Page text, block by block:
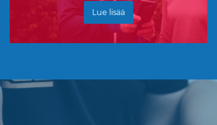
Lue lisää